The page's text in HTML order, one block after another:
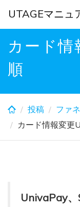
Skip
main
content
カード
順
投稿 ファ
カード情報変更
UnivaPay
UTAGEマニュ